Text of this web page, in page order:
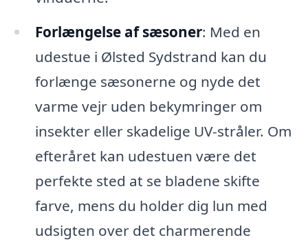
Forlængelse af sæsoner: Med en
udestue i Ølsted Sydstrand kan du
forlænge sæsonerne og nyde det
varme vejr uden bekymringer om
insekter eller skadelige UV-stråler. Om
efteråret kan udestuen være det
perfekte sted at se bladene skifte
farve, mens du holder dig lun med
udsigten over det charmerende